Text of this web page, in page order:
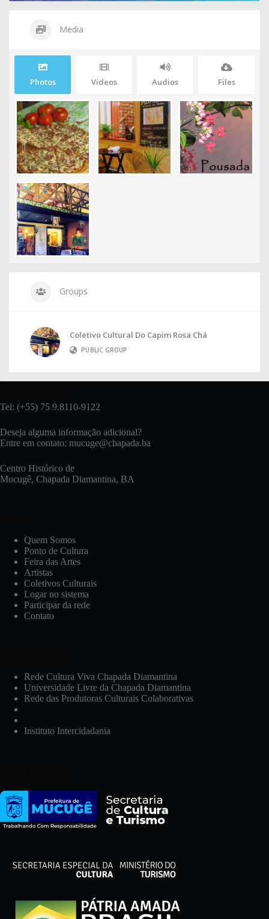
Media
Photos Videos Audios Files
Groups
Coletivo Cultural Do Capim Rosa Chá
PUBLIC GROUP
Tel: (+55) 75 9.8110-9122
Deseja alguma informação adicional?
Entre em contato: mucuge@chapada.ba
Centro Histórico de
Mucugê, Chapada Diamantina, BA
Quem Somos
Ponto de Cultura
Feira das Artes
Artistas
Coletivos Culturais
Logar no sistema
Participar da rede
Contato
Rede Cultura Viva Chapada Diamantina
Universidade Livre da Chapada Diamantina
Rede das Produtoras Culturais Colaborativas
Instituto Intercidadania